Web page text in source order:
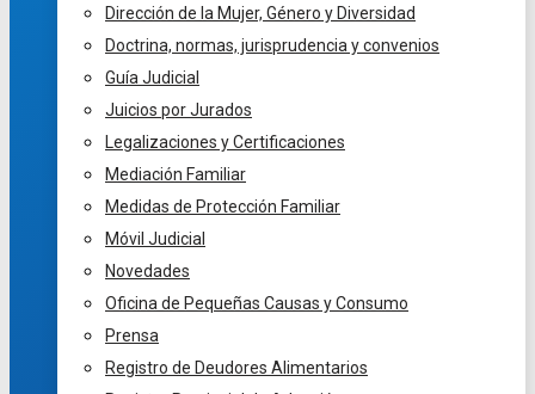
Dirección de la Mujer, Género y Diversidad
Doctrina, normas, jurisprudencia y convenios
Guía Judicial
Juicios por Jurados
Legalizaciones y Certificaciones
Mediación Familiar
Medidas de Protección Familiar
Móvil Judicial
Novedades
Oficina de Pequeñas Causas y Consumo
Prensa
Registro de Deudores Alimentarios